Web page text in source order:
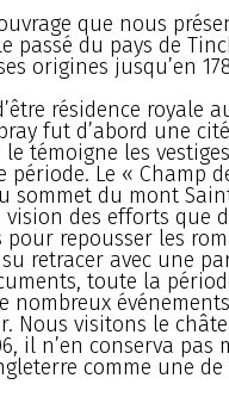
que nous
passé du pays de
origines jusqu’en
résidence royale
fut d’abord une
le témoigne les
période. Le « Champ
sommet du mont
des efforts que
repousser les
retracer avec une
toute la
nombreux
Nous visitons le
il n’en conserva pas
comme une de